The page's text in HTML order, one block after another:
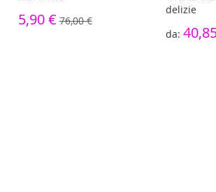
5,90 € 76,00 €
delizie